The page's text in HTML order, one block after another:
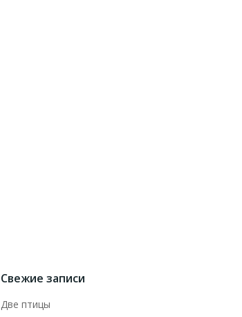
Свежие записи
Две птицы